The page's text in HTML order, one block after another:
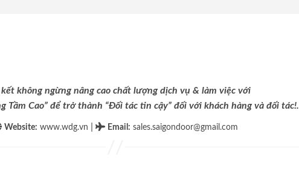
kết không ngừng nâng cao chất lượng dịch vụ & làm việc với
Tầm Cao” để trở thành “Đối tác tin cậy” đối với khách hàng và đối tác!.
Website: www.wdg.vn Email : sales.saigondoor@gmail.com